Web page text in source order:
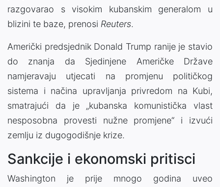
razgovarao s visokim kubanskim generalom u
blizini te baze, prenosi Reuters.
Američki predsjednik Donald Trump ranije je stavio
do znanja da Sjedinjene Američke Države
namjeravaju utjecati na promjenu političkog
sistema i načina upravljanja privredom na Kubi,
smatrajući da je „kubanska komunistička vlast
nesposobna provesti nužne promjene“ i izvući
zemlju iz dugogodišnje krize.
Sankcije i ekonomski pritisci
Washington je prije mnogo godina uveo